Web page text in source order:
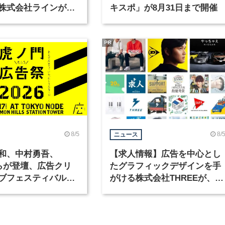
式会社ラインが、
キスポ」が8月31日まで開催
8/5
、中村勇吾、
が登壇、広告クリ
フェスティバル
ニュース 8/5
【求人情報】広告を中心とし
たグラフィックデザインを手
がける株式会社THREEが、グ
PR